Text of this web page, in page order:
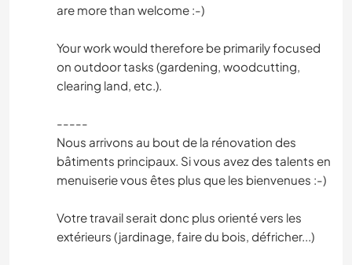
are more than welcome :-)
Your work would therefore be primarily focused
on outdoor tasks (gardening, woodcutting,
clearing land, etc.).
-----
Nous arrivons au bout de la rénovation des
bâtiments principaux. Si vous avez des talents en
menuiserie vous êtes plus que les bienvenues :-)
Votre travail serait donc plus orienté vers les
extérieurs (jardinage, faire du bois, défricher...)